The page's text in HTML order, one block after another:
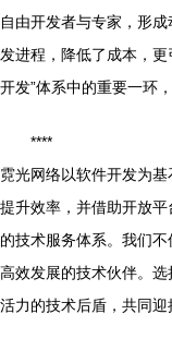
自由开发者与专家，形
发进程，降低了成本，
开发”体系中的重要一环
****
霓光网络以软件开发为
提升效率，并借助开放
的技术服务体系。我们不
高效发展的技术伙伴。
活力的技术后盾，共同迎